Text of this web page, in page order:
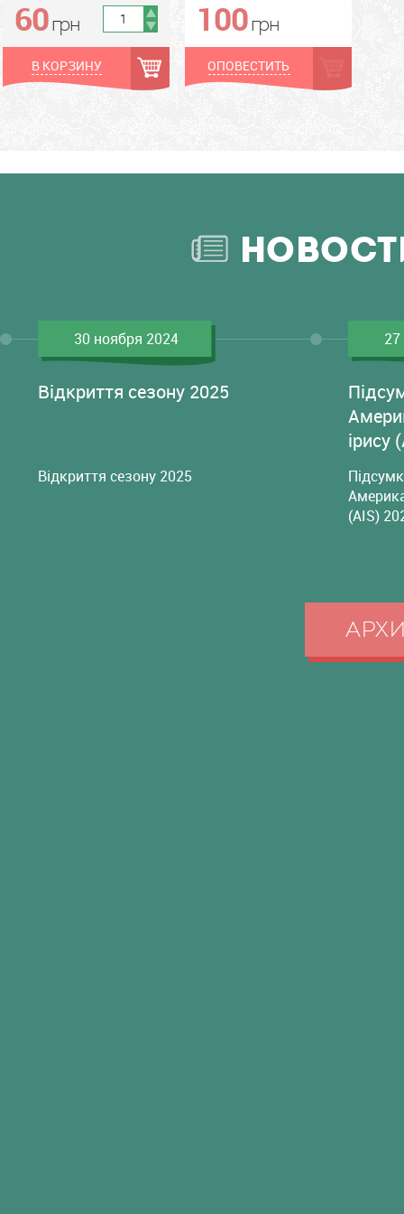
грн
60грн
В КОРЗИНУ
грн
100грн
ОПОВЕСТИТЬ
30 ноября 2024
Відкриття сезону 2025
Відкриття сезону 2025
ірису
(AIS)